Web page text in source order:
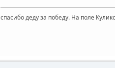
спасибо деду за победу. На поле